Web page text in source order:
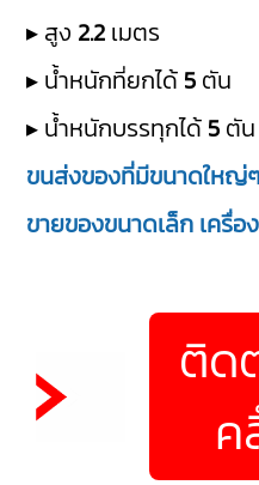
▸ สูง 2.2 เมตร
▸ น้ำหนักที่ยกได้ 5 ตัน
▸ น้ำหนักบรรทุกได้ 5 ตัน
ขนส่งของที่มีขนาดใหญ่
ขายของขนาดเล็ก เครื่อ
ติด
ค